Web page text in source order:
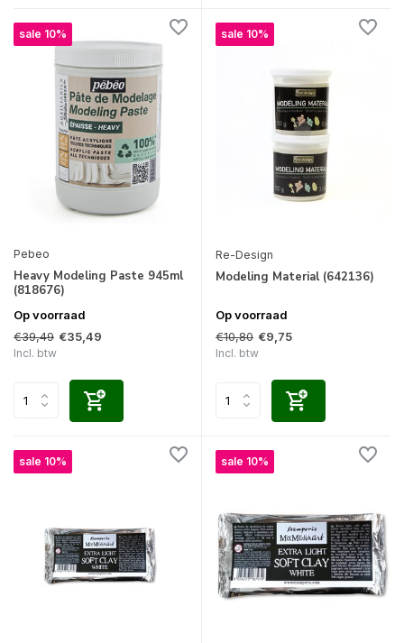
sale 10%
Pebeo
Heavy Modeling Paste 945ml
(818676)
Op voorraad
€39,49 €35,49
Incl. btw
sale 10%
Re-Design
Modeling Material (642136)
Op voorraad
€10,80 €9,75
Incl. btw
sale 10% sale 10%